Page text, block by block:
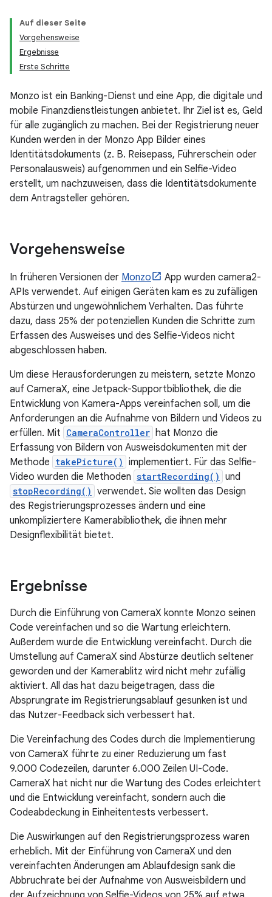
Auf dieser Seite
Vorgehensweise
Ergebnisse
Erste Schritte
Monzo ist ein Banking-Dienst und eine App, die digitale und
mobile Finanzdienstleistungen anbietet. Ihr Ziel ist es, Geld
für alle zugänglich zu machen. Bei der Registrierung neuer
Kunden werden in der Monzo App Bilder eines
Identitätsdokuments (z. B. Reisepass, Führerschein oder
Personalausweis) aufgenommen und ein Selfie-Video
erstellt, um nachzuweisen, dass die Identitätsdokumente
dem Antragsteller gehören.
Vorgehensweise
In früheren Versionen der Monzo
App wurden camera2-
APIs verwendet. Auf einigen Geräten kam es zu zufälligen
Abstürzen und ungewöhnlichem Verhalten. Das führte
dazu, dass 25% der potenziellen Kunden die Schritte zum
Erfassen des Ausweises und des Selfie-Videos nicht
abgeschlossen haben.
Um diese Herausforderungen zu meistern, setzte Monzo
auf CameraX, eine Jetpack-Supportbibliothek, die die
Entwicklung von Kamera-Apps vereinfachen soll, um die
Anforderungen an die Aufnahme von Bildern und Videos zu
erfüllen. Mit CameraController hat Monzo die
Erfassung von Bildern von Ausweisdokumenten mit der
Methode takePicture() implementiert. Für das Selfie-
Video wurden die Methoden startRecording() und
stopRecording() verwendet. Sie wollten das Design
des Registrierungsprozesses ändern und eine
unkompliziertere Kamerabibliothek, die ihnen mehr
Designflexibilität bietet.
Ergebnisse
Durch die Einführung von CameraX konnte Monzo seinen
Code vereinfachen und so die Wartung erleichtern.
Außerdem wurde die Entwicklung vereinfacht. Durch die
Umstellung auf CameraX sind Abstürze deutlich seltener
geworden und der Kamerablitz wird nicht mehr zufällig
aktiviert. All das hat dazu beigetragen, dass die
Absprungrate im Registrierungsablauf gesunken ist und
das Nutzer-Feedback sich verbessert hat.
Die Vereinfachung des Codes durch die Implementierung
von CameraX führte zu einer Reduzierung um fast
9.000 Codezeilen, darunter 6.000 Zeilen UI-Code.
CameraX hat nicht nur die Wartung des Codes erleichtert
und die Entwicklung vereinfacht, sondern auch die
Codeabdeckung in Einheitentests verbessert.
Die Auswirkungen auf den Registrierungsprozess waren
erheblich. Mit der Einführung von CameraX und den
vereinfachten Änderungen am Ablaufdesign sank die
Abbruchrate bei der Aufnahme von Ausweisbildern und